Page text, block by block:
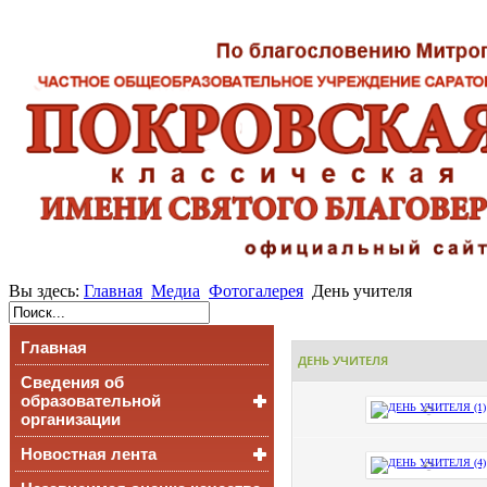
Вы здесь: Главная Медиа Фотогалерея День учителя
Главная
Сведения об
образовательной
организации
Основные сведения
Структура и органы
Новостная лента
ДЕНЬ УЧИТЕЛЯ